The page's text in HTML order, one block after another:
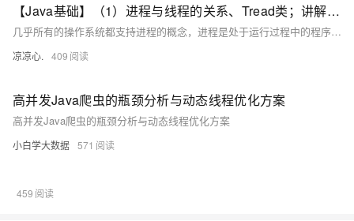
【Java基础】（1）进程与线程的关系、Tread类；讲解基本线程安全、网络编程内容；JSON序列化与反序列化
几乎所有的操作系统都支持进程的概念，进程是处于运行过程中的程序，并且具有一定的独立功能，进程是系统进行资源分配和调度的一个独立单位一般而言，进程包含如下三个特征。独立性动态性并发性。
凉凉心. 409
高并发Java爬虫的瓶颈分析与动态线程优化方案
高并发Java爬虫的瓶颈分析与动态线程优化方案
小白学大数据 571
459